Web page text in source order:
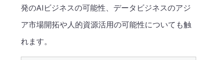
発のAIビジネスの可能性、データビジネスのアジ
ア市場開拓や人的資源活用の可能性についても触
れます。